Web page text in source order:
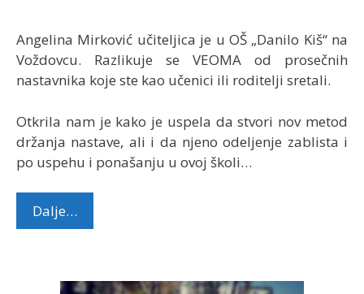
Angelina Mirković učiteljica je u OŠ „Danilo Kiš“ na
Voždovcu. Razlikuje se VEOMA od prosečnih
nastavnika koje ste kao učenici ili roditelji sretali.
Otkrila nam je kako je uspela da stvori nov metod
držanja nastave, ali i da njeno odeljenje zablista i
po uspehu i ponašanju u ovoj školi…
Dalje…